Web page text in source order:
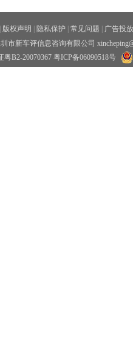
版权声明 隐私保护 常见问题
广告投放
市新车评信息咨询有限公司
B2-20070367 粤ICP备06090518号